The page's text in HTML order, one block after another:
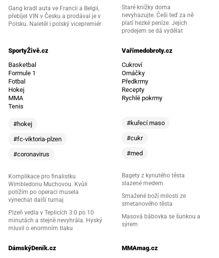
Gang kradl auta ve Francii a Belgii,
přebíjel VIN v Česku a prodával je v
Polsku. Naletěl i polský vicepremiér
Staré knížky doma
nevyhazujte. Češi teď za ně
platí hezké peníze. Jejich
prodejem se dá vydělat
SportyŽivě.cz
Basketbal
Formule 1
Fotbal
Hokej
MMA
Tenis
#hokej
#fc-viktoria-plzen
#coronavirus
Komplikace pro finalistku
Wimbledonu Muchovou. Kvůli
potížím po operaci musela
vynechat další turnaj
Plzeň vedla v Teplicích 3:0 po 10
minutách a stejně nevyhrála. Hyský
mluvil o enormním tlaku
Vařímedobroty.cz
Cukroví
Omáčky
Předkrmy
Recepty
Rychlé pokrmy
#kuřecí maso
#cukr
#med
Bagety z kynutého těsta
slazené medem
Smažené boží milosti ze
smetanového těsta
Masová bábovka se šunkou a
sýrem
DámskýDeník.cz
MMAmag.cz